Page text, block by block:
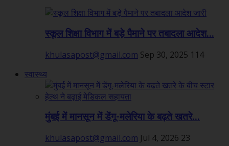
स्कूल शिक्षा विभाग में बड़े पैमाने पर तबादला आदेश...
khulasapost@gmail.com Sep 30, 2025 114
स्वास्थ्य
मुंबई में मानसून में डेंगू-मलेरिया के बढ़ते खतरे...
khulasapost@gmail.com Jul 4, 2026 23